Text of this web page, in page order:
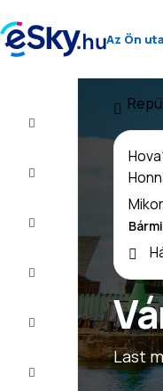
Az Ön
2026/27
Last